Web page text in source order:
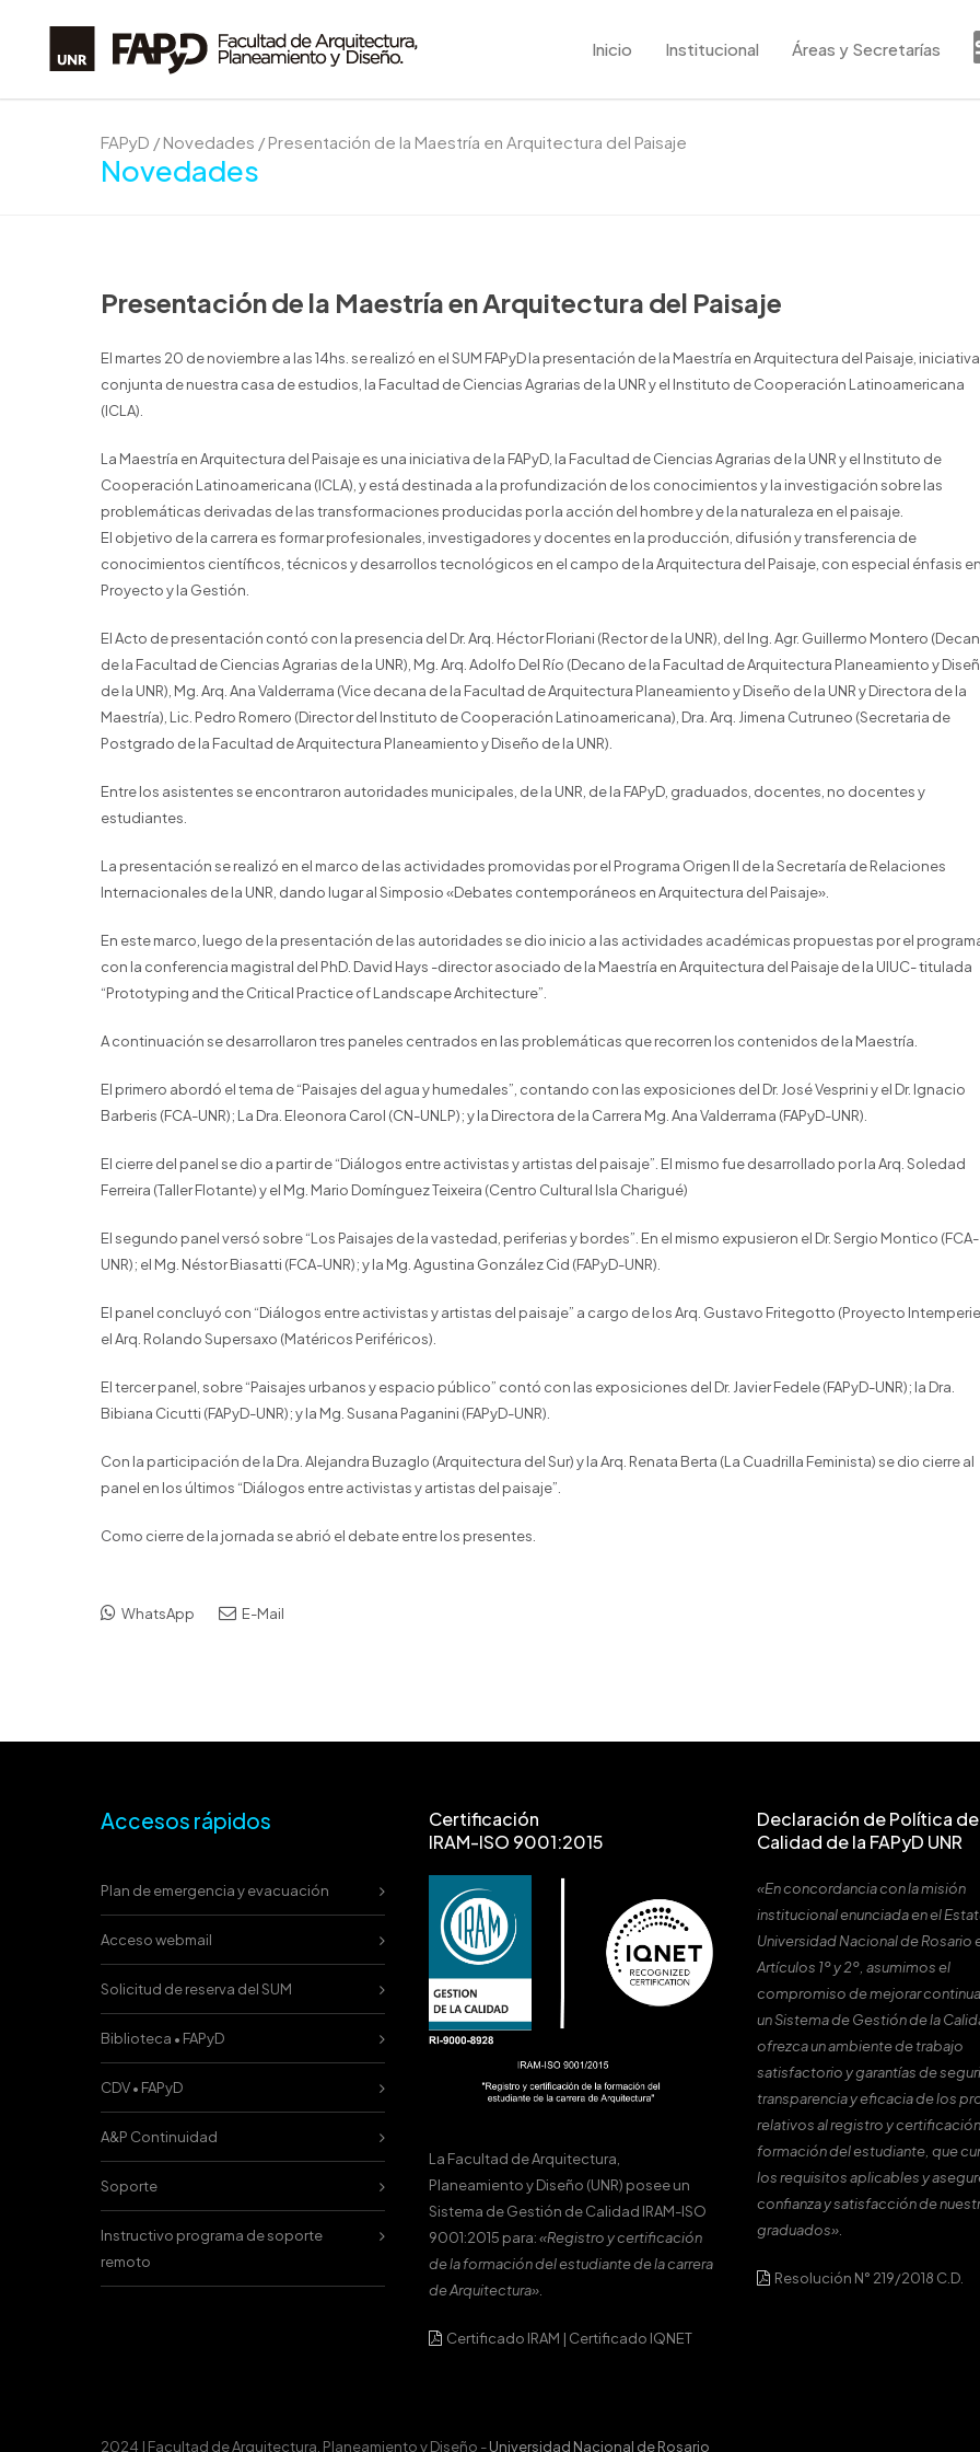
Inicio Institucional Áreas y Secretarías
FAPyD / Novedades / Presentación de la Maestría en Arquitectura del Paisaje
Novedades
Presentación de la Maestría en Arquitectura del Paisaje
El martes 20 de noviembre a las 14hs. se realizó en el SUM FAPyD la presentación de la Maestría en Arquitectura del Paisaje, iniciativa
conjunta de nuestra casa de estudios, la Facultad de Ciencias Agrarias de la UNR y el Instituto de Cooperación Latinoamericana
(ICLA).
La Maestría en Arquitectura del Paisaje es una iniciativa de la FAPyD, la Facultad de Ciencias Agrarias de la UNR y el Instituto de
Cooperación Latinoamericana (ICLA), y está destinada a la profundización de los conocimientos y la investigación sobre las
problemáticas derivadas de las transformaciones producidas por la acción del hombre y de la naturaleza en el paisaje.
El objetivo de la carrera es formar profesionales, investigadores y docentes en la producción, difusión y transferencia de
conocimientos científicos, técnicos y desarrollos tecnológicos en el campo de la Arquitectura del Paisaje, con especial énfasis
Proyecto y la Gestión.
El Acto de presentación contó con la presencia del Dr. Arq. Héctor Floriani (Rector de la UNR), del Ing. Agr. Guillermo Montero
de la Facultad de Ciencias Agrarias de la UNR), Mg. Arq. Adolfo Del Río (Decano de la Facultad de Arquitectura Planeamiento y
de la UNR), Mg. Arq. Ana Valderrama (Vice decana de la Facultad de Arquitectura Planeamiento y Diseño de la UNR y Directora de la
Maestría), Lic. Pedro Romero (Director del Instituto de Cooperación Latinoamericana), Dra. Arq. Jimena Cutruneo (Secretaria de
Postgrado de la Facultad de Arquitectura Planeamiento y Diseño de la UNR).
Entre los asistentes se encontraron autoridades municipales, de la UNR, de la FAPyD, graduados, docentes, no docentes y
estudiantes.
La presentación se realizó en el marco de las actividades promovidas por el Programa Origen II de la Secretaría de Relaciones
Internacionales de la UNR, dando lugar al Simposio «Debates contemporáneos en Arquitectura del Paisaje».
En este marco, luego de la presentación de las autoridades se dio inicio a las actividades académicas propuestas por el
con la conferencia magistral del PhD. David Hays -director asociado de la Maestría en Arquitectura del Paisaje de la UIUC- titulada
“Prototyping and the Critical Practice of Landscape Architecture”.
A continuación se desarrollaron tres paneles centrados en las problemáticas que recorren los contenidos de la Maestría.
El primero abordó el tema de “Paisajes del agua y humedales”, contando con las exposiciones del Dr. José Vesprini y el Dr. Ignacio
Barberis (FCA-UNR); La Dra. Eleonora Carol (CN-UNLP); y la Directora de la Carrera Mg. Ana Valderrama (FAPyD-UNR).
El cierre del panel se dio a partir de “Diálogos entre activistas y artistas del paisaje”. El mismo fue desarrollado por la Arq. Soledad
Ferreira (Taller Flotante) y el Mg. Mario Domínguez Teixeira (Centro Cultural Isla Charigué)
El segundo panel versó sobre “Los Paisajes de la vastedad, periferias y bordes”. En el mismo expusieron el Dr. Sergio Montico (FCA-
UNR); el Mg. Néstor Biasatti (FCA-UNR); y la Mg. Agustina González Cid (FAPyD-UNR).
El panel concluyó con “Diálogos entre activistas y artistas del paisaje” a cargo de los Arq. Gustavo Fritegotto (Proyecto
el Arq. Rolando Supersaxo (Matéricos Periféricos).
El tercer panel, sobre “Paisajes urbanos y espacio público” contó con las exposiciones del Dr. Javier Fedele (FAPyD-UNR); la Dra.
Bibiana Cicutti (FAPyD-UNR); y la Mg. Susana Paganini (FAPyD-UNR).
Con la participación de la Dra. Alejandra Buzaglo (Arquitectura del Sur) y la Arq. Renata Berta (La Cuadrilla Feminista) se dio cierre al
panel en los últimos “Diálogos entre activistas y artistas del paisaje”.
Como cierre de la jornada se abrió el debate entre los presentes.
WhatsApp E-Mail
Accesos rápidos
Plan de emergencia y evacuación
Acceso webmail
Solicitud de reserva del SUM
Biblioteca • FAPyD
CDV • FAPyD
A&P Continuidad
Soporte
Instructivo programa de soporte
remoto
Certificación
IRAM-ISO 9001:2015
La Facultad de Arquitectura,
Planeamiento y Diseño (UNR) posee un
Sistema de Gestión de Calidad IRAM-ISO
9001:2015 para:«Registro y certificación
de la formación del estudiante de la carrera
de Arquitectura».
Certificado IRAM | Certificado IQNET
Declaración de Política
Calidad de la FAPyD UNR
«En concordancia con la misión
institucional enunciada en el
Universidad Nacional de Rosario
Artículos 1º y 2º, asumimos el
compromiso de mejorar
un Sistema de Gestión de la
ofrezca un ambiente de trabajo
satisfactorio y garantías de
transparencia y eficacia de los
relativos al registro y
formación del estudiante, que
los requisitos aplicables y
confianza y satisfacción de
graduados».
Resolución N° 219/2018 C.D.
2024 | Facultad de Arquitectura, Planeamiento y Diseño -Universidad Nacional de Rosario